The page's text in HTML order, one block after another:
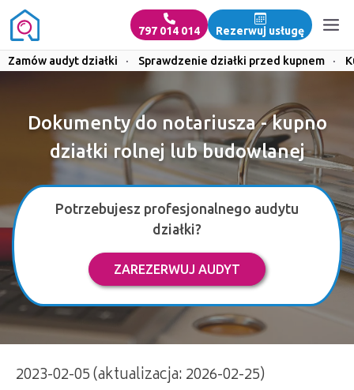
797 014 014 Rezerwuj usługę
Zamów audyt działki · Sprawdzenie działki przed kupnem ·
Dokumenty do notariusza - kupno
działki rolnej lub budowlanej
Potrzebujesz profesjonalnego audytu
działki?
ZAREZERWUJ AUDYT
2023-02-05 (aktualizacja: 2026-02-25)
Dokumenty do notariusza - kupno działki |